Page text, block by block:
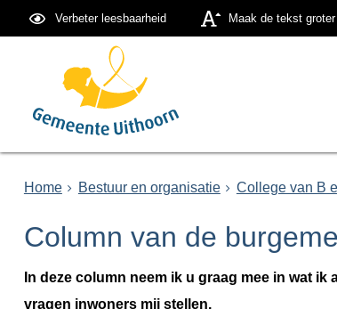
Verbeter leesbaarheid Maak de tekst groter
Home Bestuur en organisatie College van B
Column van de
In deze column neem ik u graag mee in wat
vragen inwoners mij stellen.